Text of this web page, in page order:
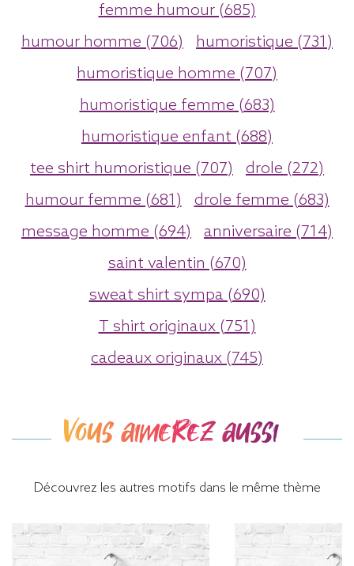
femme humour (685)
humour homme (706)
humoristique (731)
humoristique homme (707)
humoristique femme (683)
humoristique enfant (688)
tee shirt humoristique (707)
drole (272)
humour femme (681)
drole femme (683)
message homme (694)
anniversaire (714)
saint valentin (670)
sweat shirt sympa (690)
T shirt originaux (751)
cadeaux originaux (745)
Vous aimerez aussi
Découvrez les autres motifs dans le même thème